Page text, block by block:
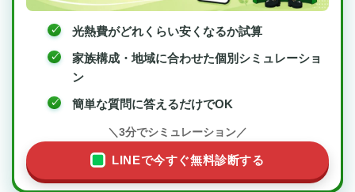
光熱費がどれくらい安くなるか試算
家族構成・地域に合わせた個別シミュレーショ
ン
簡単な質問に答えるだけでOK
＼3分でシミュレーション／
LINEで今すぐ無料診断する